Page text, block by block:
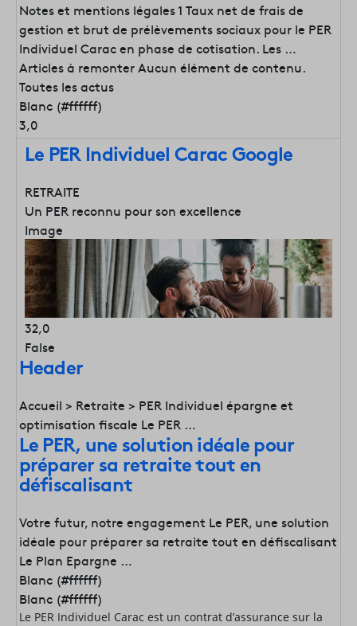
Notes et mentions légales 1 Taux net de frais de
gestion et brut de prélèvements sociaux pour le PER
Individuel Carac en phase de cotisation. Les …
Articles à remonter Aucun élément de contenu.
Toutes les actus
Blanc (#ffffff)
3,0
Le PER Individuel Carac Google
RETRAITE
Un PER reconnu pour son excellence
Image
32,0
False
Header
Accueil > Retraite > PER Individuel épargne et
optimisation fiscale Le PER …
Le PER, une solution idéale pour
préparer sa retraite tout en
défiscalisant
Votre futur, notre engagement Le PER, une solution
idéale pour préparer sa retraite tout en défiscalisant
Le Plan Epargne …
Blanc (#ffffff)
Blanc (#ffffff)
Le PER Individuel Carac est un contrat d’assurance sur la